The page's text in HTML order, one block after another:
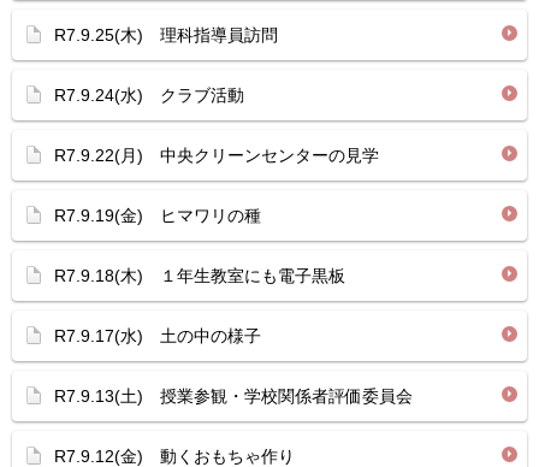
R7.9.25(木) 理科指導員訪問
R7.9.24(水) クラブ活動
R7.9.22(月) 中央クリーンセンターの見学
R7.9.19(金) ヒマワリの種
R7.9.18(木) １年生教室にも電子黒板
R7.9.17(水) 土の中の様子
R7.9.13(土) 授業参観・学校関係者評価委員会
R7.9.12(金) 動くおもちゃ作り